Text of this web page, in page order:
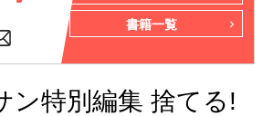
書籍一覧
ン特別編集 捨てる!